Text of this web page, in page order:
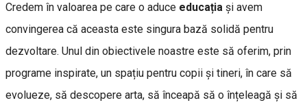
Credem în valoarea pe care o aduce educația și avem
convingerea că aceasta este singura bază solidă pentru
dezvoltare. Unul din obiectivele noastre este să oferim, prin
programe inspirate, un spațiu pentru copii și tineri, în care să
evolueze, să descopere arta, să înceapă să o înțeleagă și să